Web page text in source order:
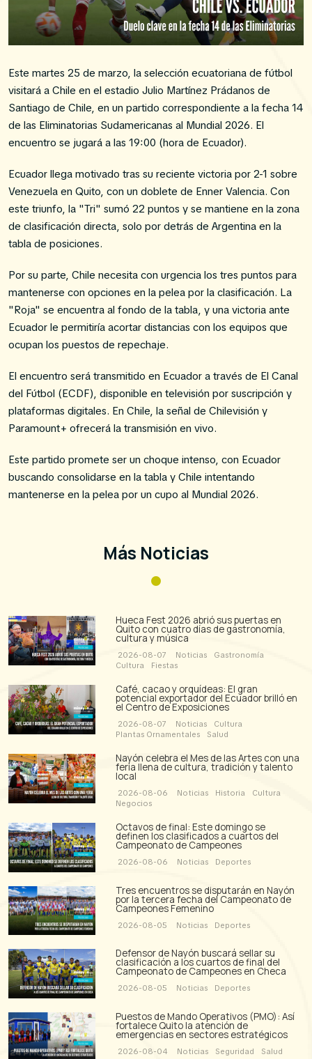
Este martes 25 de marzo, la selección ecuatoriana de fútbol
visitará a Chile en el estadio Julio Martínez Prádanos de
Santiago de Chile, en un partido correspondiente a la fecha 14
de las Eliminatorias Sudamericanas al Mundial 2026. El
encuentro se jugará a las 19:00 (hora de Ecuador).
Ecuador llega motivado tras su reciente victoria por 2-1 sobre
Venezuela en Quito, con un doblete de Enner Valencia. Con
este triunfo, la "Tri" sumó 22 puntos y se mantiene en la zona
de clasificación directa, solo por detrás de Argentina en la
tabla de posiciones.
Por su parte, Chile necesita con urgencia los tres puntos para
mantenerse con opciones en la pelea por la clasificación. La
"Roja" se encuentra al fondo de la tabla, y una victoria ante
Ecuador le permitiría acortar distancias con los equipos que
ocupan los puestos de repechaje.
El encuentro será transmitido en Ecuador a través de El Canal
del Fútbol (ECDF), disponible en televisión por suscripción y
plataformas digitales. En Chile, la señal de Chilevisión y
Paramount+ ofrecerá la transmisión en vivo.
Este partido promete ser un choque intenso, con Ecuador
buscando consolidarse en la tabla y Chile intentando
mantenerse en la pelea por un cupo al Mundial 2026.
Más Noticias
Hueca Fest 2026 abrió sus puertas en
Quito con cuatro días de gastronomía,
cultura y música
2026-08-07 Noticias
Gastronomía
Cultura
Fiestas
Café, cacao y orquídeas: El gran
potencial exportador del Ecuador brilló en
el Centro de Exposiciones
2026-08-07 Noticias
Cultura
Plantas Ornamentales
Salud
Nayón celebra el Mes de las Artes con una
feria llena de cultura, tradición y talento
local
2026-08-06 Noticias Historia
Cultura
Negocios
Octavos de final: Este domingo se
definen los clasificados a cuartos del
Campeonato de Campeones
2026-08-06 Noticias Deportes
Tres encuentros se disputarán en Nayón
por la tercera fecha del Campeonato de
Campeones Femenino
2026-08-05 Noticias Deportes
Defensor de Nayón buscará sellar su
clasificación a los cuartos de final del
Campeonato de Campeones en Checa
2026-08-05 Noticias Deportes
Puestos de Mando Operativos (PMO): Así
fortalece Quito la atención de
emergencias en sectores estratégicos
2026-08-04 Noticias Seguridad Salud